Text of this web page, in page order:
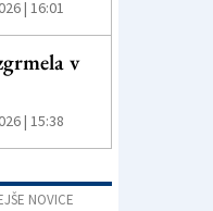
| 16:01
v
| 15:38
NOVICE